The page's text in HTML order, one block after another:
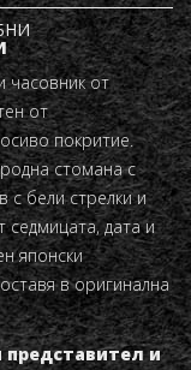
часовник от
от
покритие.
стомана с
с бели стрелки и
седмицата, дата и
японски
в оригинална
представител и